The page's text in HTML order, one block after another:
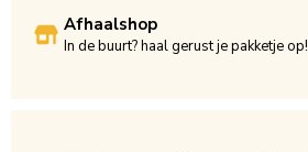
Afhaalshop
In de buurt? haal gerust je pakketje op!